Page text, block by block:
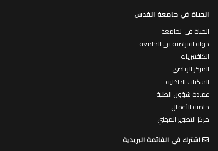
الحياة في جامعة القدس
الحياة في الجامعة
جولة افتراضية في الجامعة
الكافتيريات
المركز الرياضي
السكنات الداخلية
عمادة شؤون الطلبة
حاضنة الأعمال
مركز التطوير المهني
اشترك في القائمة البريدية